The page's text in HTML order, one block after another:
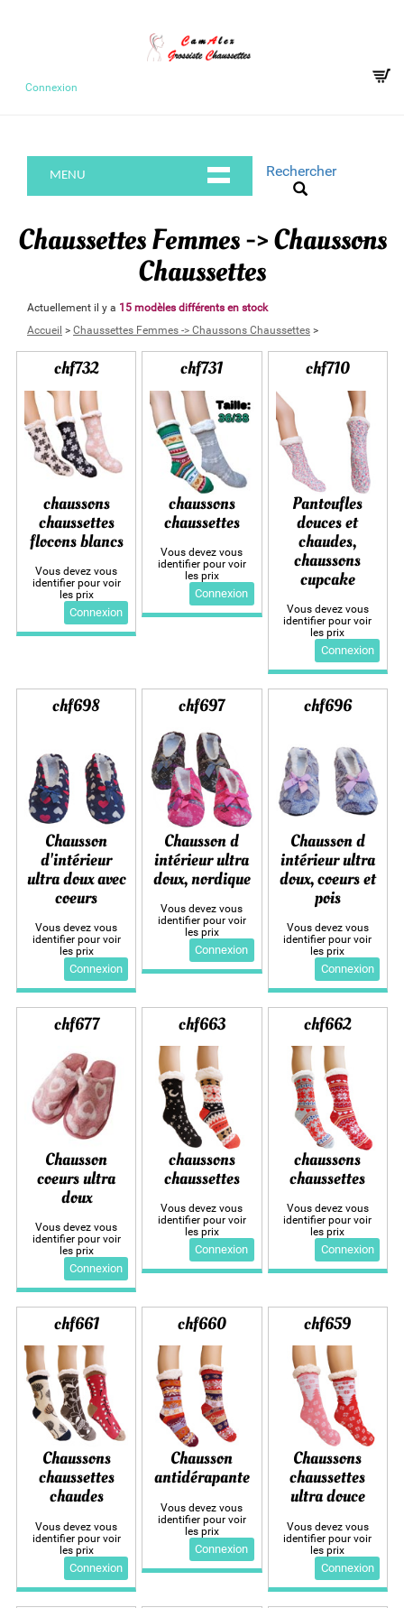
Connexion
MENU Rechercher
Chaussettes Femmes -> Chaussons
Chaussettes
Actuellement il y a 15 modèles différents en stock
Accueil > Chaussettes Femmes -> Chaussons Chaussettes >
chf732
chaussons
chaussettes
flocons blancs
Vous devez vous
identifier pour voir
les prix
Connexion
chf731
chaussons
chaussettes
Vous devez vous
identifier pour voir
les prix
Connexion
chf710
Pantoufles
douces et
chaudes,
chaussons
cupcake
Vous devez vous
identifier pour voir
les prix
Connexion
chf698
Chausson
d'intérieur
ultra doux avec
coeurs
Vous devez vous
identifier pour voir
les prix
Connexion
chf697
Chausson d
intérieur ultra
doux, nordique
Vous devez vous
identifier pour voir
les prix
Connexion
chf696
Chausson d
intérieur ultra
doux, coeurs et
pois
Vous devez vous
identifier pour voir
les prix
Connexion
chf677
Chausson
coeurs ultra
doux
Vous devez vous
identifier pour voir
les prix
Connexion
chf663
chaussons
chaussettes
Vous devez vous
identifier pour voir
les prix
Connexion
chf662
chaussons
chaussettes
Vous devez vous
identifier pour voir
les prix
Connexion
chf661
Chaussons
chaussettes
chaudes
Vous devez vous
identifier pour voir
les prix
Connexion
chf660
Chausson
antidérapante
Vous devez vous
identifier pour voir
les prix
Connexion
chf659
Chaussons
chaussettes
ultra douce
Vous devez vous
identifier pour voir
les prix
Connexion